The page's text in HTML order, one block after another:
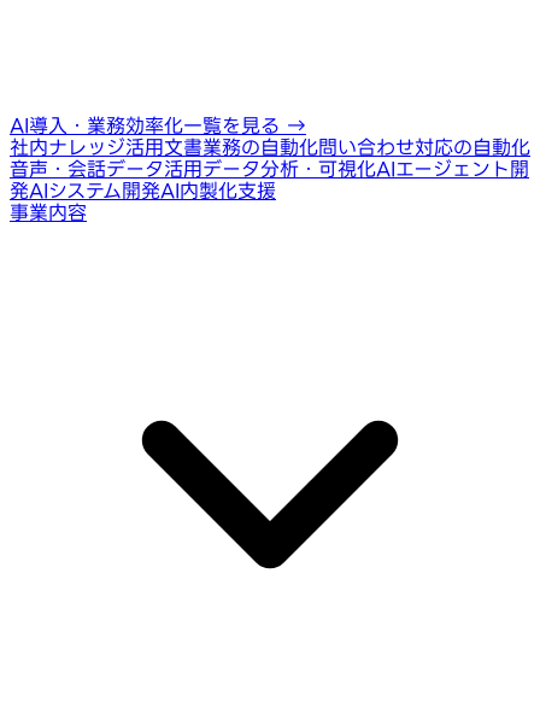
AI導入・業務効率化一覧を見る →
社内ナレッジ活用文書業務の自動化問い合わせ対応の自動化
音声・会話データ活用データ分析・可視化AIエージェント開
発AIシステム開発AI内製化支援
事業内容